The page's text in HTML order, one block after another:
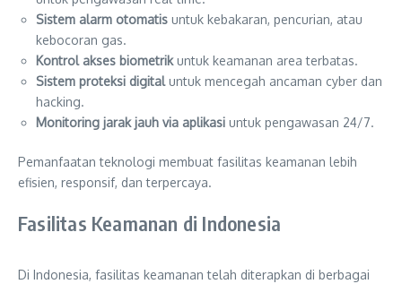
Sistem alarm otomatis untuk kebakaran, pencurian, atau
kebocoran gas.
Kontrol akses biometrikuntuk keamanan area terbatas.
Sistem proteksi digitaluntuk mencegah ancaman cyber dan
hacking.
Monitoring jarak jauh via aplikasi untuk pengawasan 24/7.
Pemanfaatan teknologi membuat fasilitas keamanan lebih
efisien, responsif, dan terpercaya.
Fasilitas Keamanan di Indonesia
Di Indonesia, fasilitas keamanan telah diterapkan di berbagai